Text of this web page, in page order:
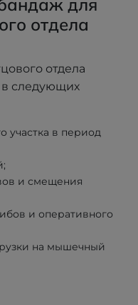
для
отдела
отдела
в следующих
участка в период
и смещения
и оперативного
на мышечный